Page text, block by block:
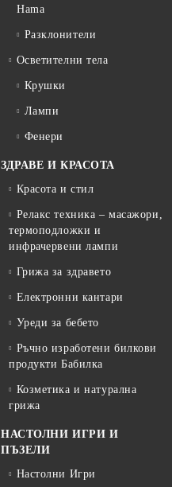
Hama
Разклонители
Осветителни тела
Крушки
Лампи
Фенери
ЗДРАВЕ И КРАСОТА
Красота и стил
Релакс техника – масажори,
термоподложки и
инфрачервени лампи
Грижа за здравето
Електронни кантари
Уреди за бебето
Ръчно изработени билкови
продукти Бабилка
Козметика и натурална
грижа
НАСТОЛНИ ИГРИ И
ПЪЗЕЛИ
Настолни Игри